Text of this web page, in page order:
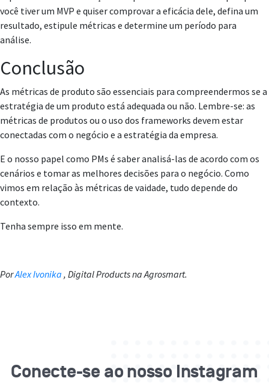
você tiver um MVP e quiser comprovar a eficácia dele, defina um
resultado, estipule métricas e determine um período para
análise.
Conclusão
As métricas de produto são essenciais para compreendermos se a
estratégia de um produto está adequada ou não. Lembre-se: as
métricas de produtos ou o uso dos frameworks devem estar
conectadas com o negócio e a estratégia da empresa.
E o nosso papel como PMs é saber analisá-las de acordo com os
cenários e tomar as melhores decisões para o negócio. Como
vimos em relação às métricas de vaidade, tudo depende do
contexto.
Tenha sempre isso em mente.
PorAlex Ivonika , Digital Products na Agrosmart.
Conecte-se ao nosso Instagram